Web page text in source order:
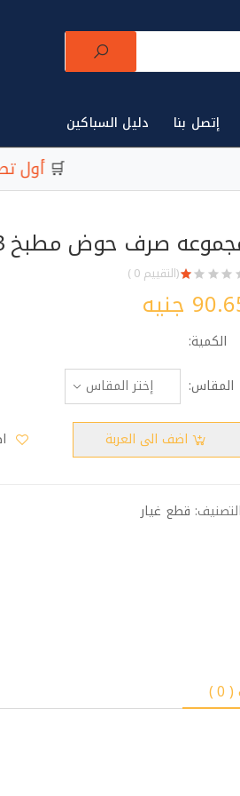
إتصل بنا دليل السباكين
أول
صرف حوض مطبخ 3 بوصه
(التقييم 0 )
جنيه
الكمية:
المقاس:
اضف الى العربة
التصنيف: قطع غيار
)